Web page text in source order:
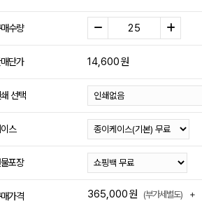
수량
단가 14,600원
선택
스
포장
가격 365,000원 (부가세별도) +